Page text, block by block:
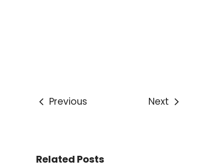
Previous Next
Related Posts